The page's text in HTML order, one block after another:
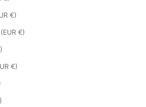
€)
€)
€)